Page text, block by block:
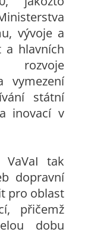
vývoje a
hlavních
rozvoje
vymezení
státní
inovací v
VaVaI tak
dopravní
pro oblast
přičemž
dobu